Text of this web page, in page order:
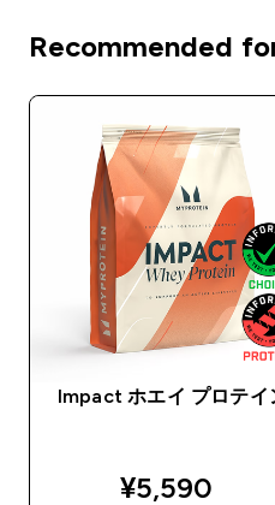
Recommended
Impact ホエイ プロテイ
discounted
¥5,590‎